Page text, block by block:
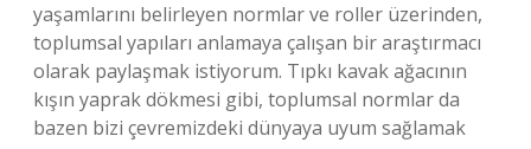
yaşamlarını belirleyen normlar ve roller üzerinden,
toplumsal yapıları anlamaya çalışan bir araştırmacı
olarak paylaşmak istiyorum. Tıpkı kavak ağacının
kışın yaprak dökmesi gibi, toplumsal normlar da
bazen bizi çevremizdeki dünyaya uyum sağlamak